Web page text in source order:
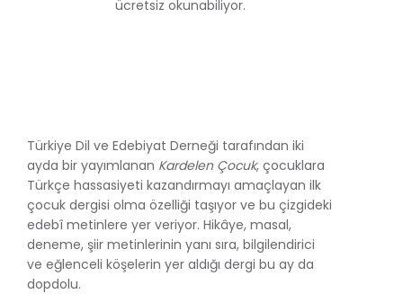
ücretsiz okunabiliyor.
Türkiye Dil ve Edebiyat Derneği tarafından iki
ayda bir yayımlanan Kardelen Çocuk, çocuklara
Türkçe hassasiyeti kazandırmayı amaçlayan ilk
çocuk dergisi olma özelliği taşıyor ve bu çizgideki
edebî metinlere yer veriyor. Hikâye, masal,
deneme, şiir metinlerinin yanı sıra, bilgilendirici
ve eğlenceli köşelerin yer aldığı dergi bu ay da
dopdolu.